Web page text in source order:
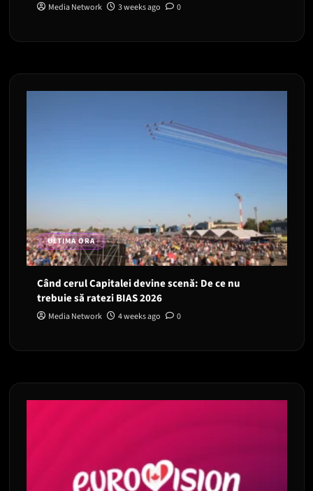
Media Network 3 weeks ago 0
ULTIMA ORA
Când cerul Capitalei devine scenă: De ce nu
trebuie să ratezi BIAS 2026
Media Network 4 weeks ago 0